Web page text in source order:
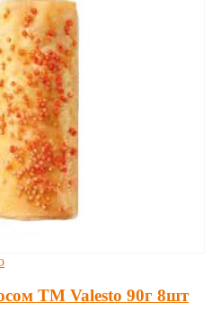
TM Valesto 90г 8шт